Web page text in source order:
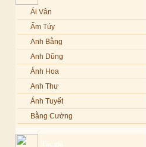
Tình Lam - Kim Khánh & Hoàng
Vĩnh
Xin cho con niềm tin - Kim Linh
Quán Âm Mẹ hiền - Kim Linh
Nhạc niệm Nam Mô A Di Đà Phật -
Kim Linh
Mẹ Từ Bi - Kim Linh
12 Lời nguyện của Bồ tát Quán Thế
Âm - Kim Linh
Ái Vân
Ẩm Túy
Anh Bằng
Anh Dũng
Ánh Hoa
Anh Thư
Ánh Tuyết
Bằng Cường
Tác giả